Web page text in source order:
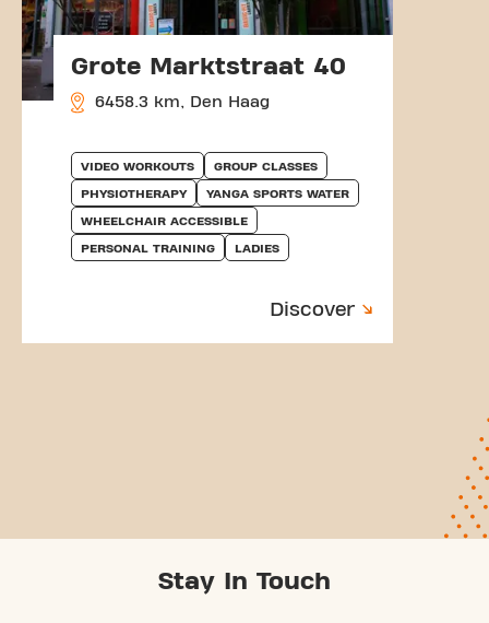
Grote Marktstraat 40
6458.3 km, Den Haag
VIDEO WORKOUTS GROUP CLASSES
PHYSIOTHERAPY YANGA SPORTS WATER
WHEELCHAIR ACCESSIBLE
PERSONAL TRAINING LADIES
Discover
Stay In Touch